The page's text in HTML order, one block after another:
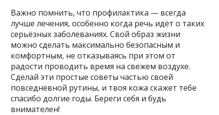
Важно помнить, что профилактика — всегда
лучше лечения, особенно когда речь идёт о таких
серьёзных заболеваниях. Свой образ жизни
можно сделать максимально безопасным и
комфортным, не отказываясь при этом от
радости проводить время на свежем воздухе.
Сделай эти простые советы частью своей
повседневной рутины, и твоя кожа скажет тебе
спасибо долгие годы. Береги себя и будь
внимателен!